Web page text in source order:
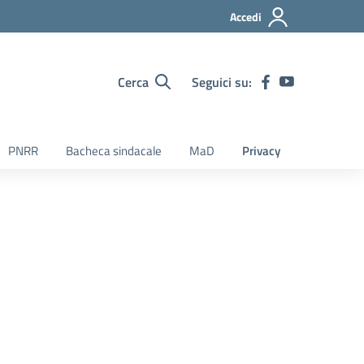
Accedi
Cerca Seguici su:
PNRR Bacheca sindacale MaD Privacy